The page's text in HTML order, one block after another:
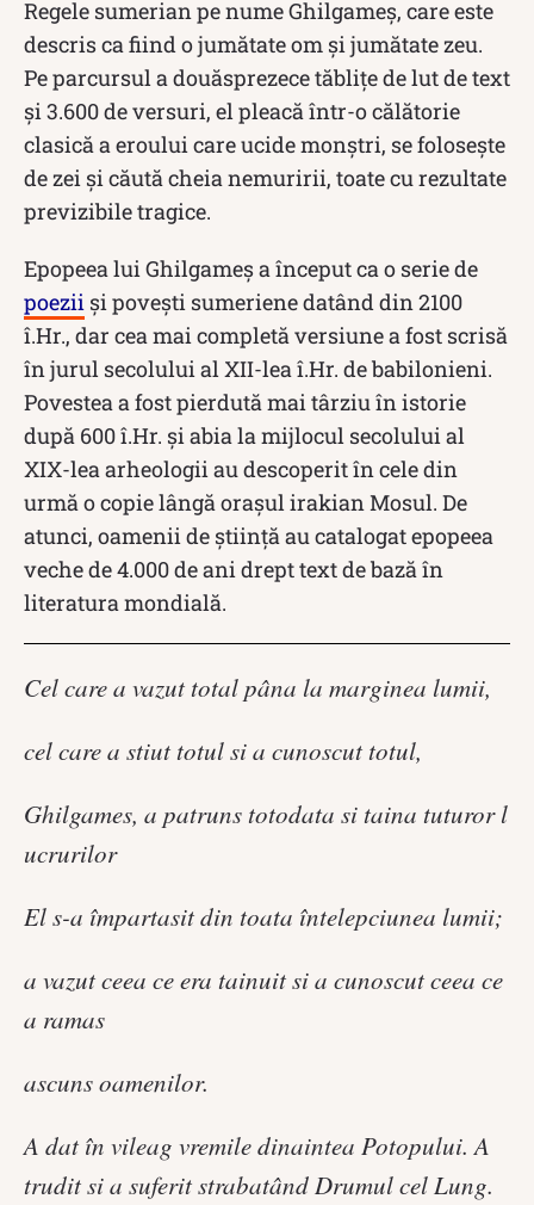
Regele sumerian pe nume Ghilgameș, care este
descris ca fiind o jumătate om și jumătate zeu.
Pe parcursul a douăsprezece tăblițe de lut de text
și 3.600 de versuri, el pleacă într-o călătorie
clasică a eroului care ucide monștri, se folosește
de zei și căută cheia nemuririi, toate cu rezultate
previzibile tragice.
Epopeea lui Ghilgameș a început ca o serie de
poezii și povești sumeriene datând din 2100
î.Hr., dar cea mai completă versiune a fost scrisă
în jurul secolului al XII-lea î.Hr. de babilonieni.
Povestea a fost pierdută mai târziu în istorie
după 600 î.Hr. și abia la mijlocul secolului al
XIX-lea arheologii au descoperit în cele din
urmă o copie lângă orașul irakian Mosul. De
atunci, oamenii de știință au catalogat epopeea
veche de 4.000 de ani drept text de bază în
literatura mondială.
Cel care a vazut total pâna la marginea lumii,
cel care a stiut totul si a cunoscut totul,
Ghilgames, a patruns totodata si taina tuturor l
ucrurilor
El s-a împartasit din toata întelepciunea lumii;
a vazut ceea ce era tainuit si a cunoscut ceea ce
a ramas
ascuns oamenilor.
A dat în vileag vremile dinaintea Potopului. A
trudit si a suferit strabatând Drumul cel Lung.